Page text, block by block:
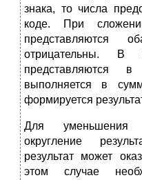
знака, то числа
коде. При
представляются
отрицательны. В
представляются
выполняется в
формируется
Для уменьшения
округление
результат может
этом случае